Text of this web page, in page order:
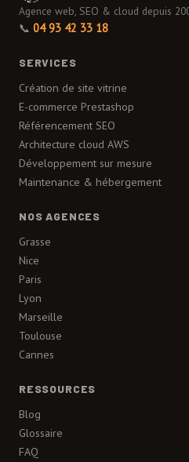
Agence web, SEO & cloud depuis
📞 04 93 42 33 18
SERVICES
Création de site vitrine
E-commerce Prestashop
Référencement SEO
Architecture cloud AWS
Développement sur mesure
Maintenance & hébergement
NOS AGENCES
Grasse
Nice
Paris
Lyon
Marseille
Toulouse
Cannes
RESSOURCES
Blog
Glossaire
FAQ